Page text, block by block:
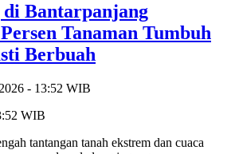
di Bantarpanjang
Tanaman Tumbuh
Berbuah
- 13:52 WIB
WIB
tantangan tanah ekstrem dan cuaca